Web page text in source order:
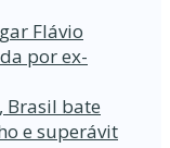
Flávio
por ex-
Brasil bate
e superávit